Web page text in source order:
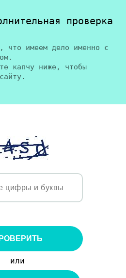
проверка
что имеем дело именно с
капчу ниже, чтобы
или